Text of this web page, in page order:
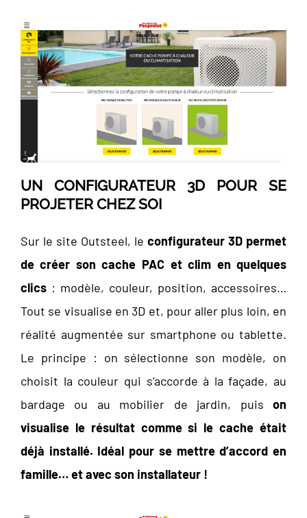
UN CONFIGURATEUR 3D POUR SE
PROJETER CHEZ SOI
Sur le site Outsteel, leconfigurateur 3D permet
de créer son cache PAC et clim en quelques
clics: modèle, couleur, position, accessoires…
Tout se visualise en 3D et, pour aller plus loin, en
réalité augmentée sur smartphone ou tablette.
Le principe : on sélectionne son modèle, on
choisit la couleur qui s’accorde à la façade, au
bardage ou au mobilier de jardin, puison
visualise le résultat comme si le cache était
déjà installé. Idéal pour se mettre d’accord en
famille… et avec son installateur !